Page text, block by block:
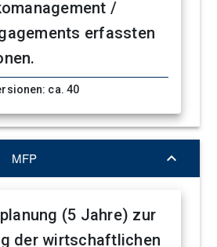
/
erfassten
ca. 40
MFP 
(5 Jahre) zur
der wirtschaftlichen